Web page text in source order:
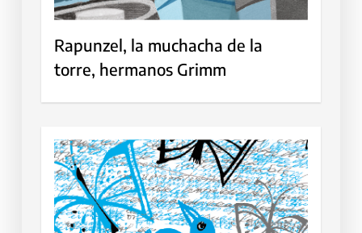
Rapunzel, la muchacha de la
torre, hermanos Grimm